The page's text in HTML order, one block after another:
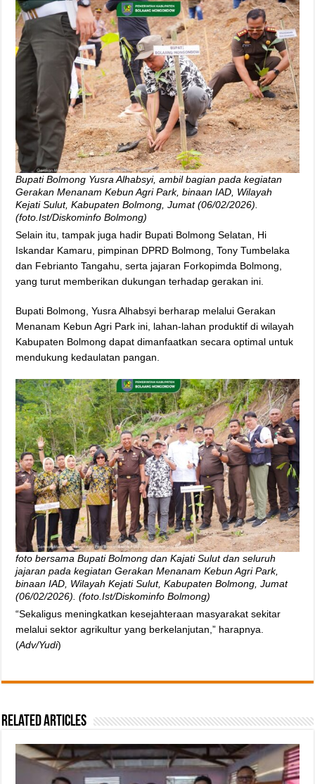
Bupati Bolmong Yusra Alhabsyi, ambil bagian pada kegiatan
Gerakan Menanam Kebun Agri Park, binaan IAD, Wilayah
Kejati Sulut, Kabupaten Bolmong, Jumat (06/02/2026).
(foto.Ist/Diskominfo Bolmong)
Selain itu, tampak juga hadir Bupati Bolmong Selatan, Hi
Iskandar Kamaru, pimpinan DPRD Bolmong, Tony Tumbelaka
dan Febrianto Tangahu, serta jajaran Forkopimda Bolmong,
yang turut memberikan dukungan terhadap gerakan ini.
Bupati Bolmong, Yusra Alhabsyi berharap melalui Gerakan
Menanam Kebun Agri Park ini, lahan-lahan produktif di wilayah
Kabupaten Bolmong dapat dimanfaatkan secara optimal untuk
mendukung kedaulatan pangan.
foto bersama Bupati Bolmong dan Kajati Sulut dan seluruh
jajaran pada kegiatan Gerakan Menanam Kebun Agri Park,
binaan IAD, Wilayah Kejati Sulut, Kabupaten Bolmong, Jumat
(06/02/2026). (foto.Ist/Diskominfo Bolmong)
“Sekaligus meningkatkan kesejahteraan masyarakat sekitar
melalui sektor agrikultur yang berkelanjutan,” harapnya.
(Adv/Yudi)
Related Articles